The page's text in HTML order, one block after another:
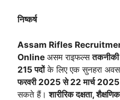
निष्कर्ष
Assam Rifles
Online असम राइफल्स
215 पदोंके लिए एक सुनहरा
फरवरी 2025 से 22 मार्च 2025
सकते हैं।शारीरिक दक्षता,